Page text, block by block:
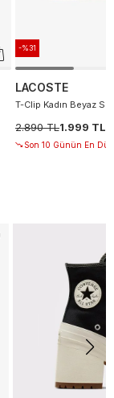
-%31
LACOSTE
T-Clip Kadın Beyaz
2.890 TL1.999 TL
Son 10 Günün En